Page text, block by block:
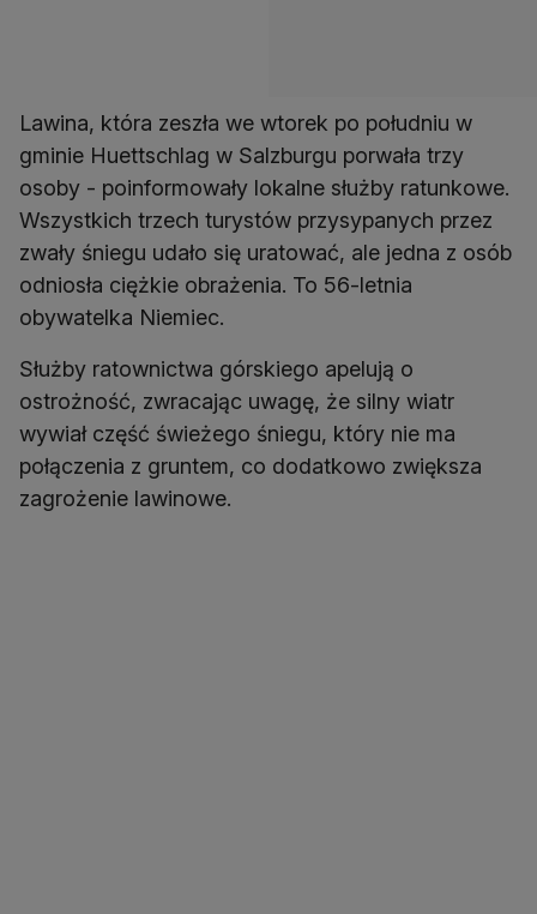
Lawina, która zeszła we wtorek po południu w
gminie Huettschlag w Salzburgu porwała trzy
osoby - poinformowały lokalne służby ratunkowe.
Wszystkich trzech turystów przysypanych przez
zwały śniegu udało się uratować, ale jedna z osób
odniosła ciężkie obrażenia. To 56-letnia
obywatelka Niemiec.
Służby ratownictwa górskiego apelują o
ostrożność, zwracając uwagę, że silny wiatr
wywiał część świeżego śniegu, który nie ma
połączenia z gruntem, co dodatkowo zwiększa
zagrożenie lawinowe.